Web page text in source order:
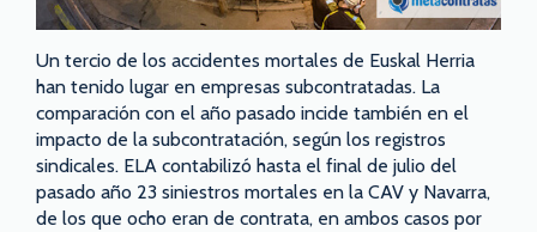
Un tercio de los accidentes mortales de Euskal Herria
han tenido lugar en empresas subcontratadas. La
comparación con el año pasado incide también en el
impacto de la subcontratación, según los registros
sindicales. ELA contabilizó hasta el final de julio del
pasado año 23 siniestros mortales en la CAV y Navarra,
de los que ocho eran de contrata, en ambos casos por